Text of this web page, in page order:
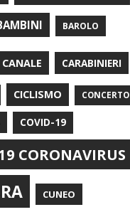
BAROLO
CANALE CARABINIERI
CICLISMO CONCERTO
COVID-19
CORONAVIRUS
CUNEO